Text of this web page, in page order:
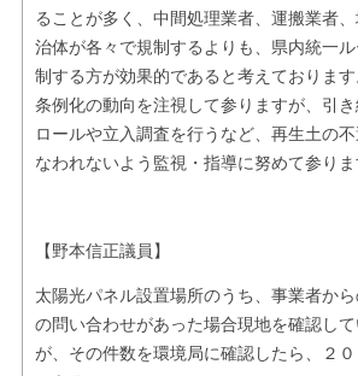
ることが多く、中間処理業者、運搬業者
治体が各々で規制するよりも、県内統一
制する方が効果的であると考えておりま
条例化の動向を注視して参りますが、引
ロールや立入調査を行うなど、再生土の
なわれないよう監視・指導に努めて参りま
【野本信正議員】
太陽光パネル設置場所のうち、事業者か
の問い合わせがあった場合現地を確認し
が、その件数を環境局に確認したら、２